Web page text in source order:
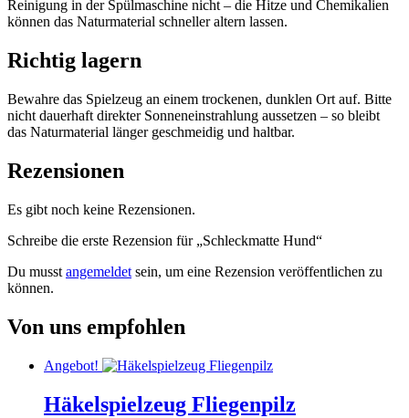
Reinigung in der Spülmaschine nicht – die Hitze und Chemikalien
können das Naturmaterial schneller altern lassen.
Richtig lagern
Bewahre das Spielzeug an einem trockenen, dunklen Ort auf. Bitte
nicht dauerhaft direkter Sonneneinstrahlung aussetzen – so bleibt
das Naturmaterial länger geschmeidig und haltbar.
Rezensionen
Es gibt noch keine Rezensionen.
Schreibe die erste Rezension für „Schleckmatte Hund“
Du musst angemeldet sein, um eine Rezension veröffentlichen zu
können.
Von uns empfohlen
Angebot!
Häkelspielzeug Fliegenpilz